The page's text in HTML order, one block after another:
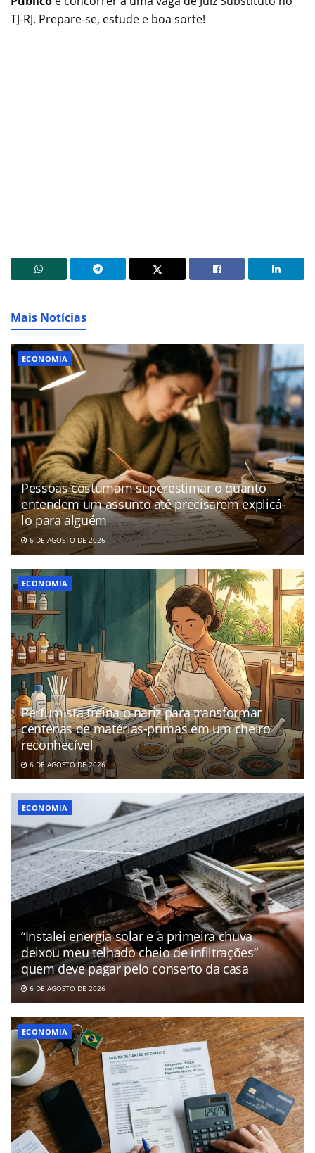
TJ-RJ. Prepare-se, estude e boa sorte!
Mais Notícias
ECONOMIA
Pessoas costumam superestimar o quanto
entendem um assunto até precisarem explicá-
lo para alguém
6 DE AGOSTO DE 2026
ECONOMIA
Perfumista treina o nariz para transformar
centenas de matérias-primas em um cheiro
reconhecível
6 DE AGOSTO DE 2026
ECONOMIA
“Instalei energia solar e a primeira chuva
deixou meu telhado cheio de infiltrações”
quem deve pagar pelo conserto da casa
6 DE AGOSTO DE 2026
ECONOMIA